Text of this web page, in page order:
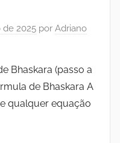
2025 por Adriano
Bhaskara (passo a
de Bhaskara A
qualquer equação